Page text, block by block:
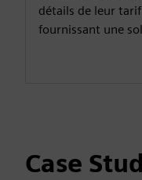
détails de leur
fournissant une
Case